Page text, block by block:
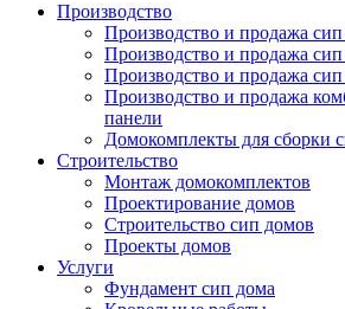
Производство
Производство и продажа
Производство и продажа
Производство и продажа
Производство и продажа
панели
Домокомплекты для сборки
Строительство
Монтаж домокомплектов
Проектирование домов
Строительство сип домов
Проекты домов
Услуги
Фундамент сип дома